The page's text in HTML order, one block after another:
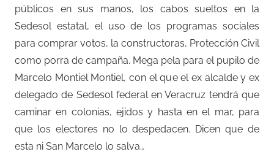
públicos en sus manos, los cabos sueltos en la
Sedesol estatal, el uso de los programas sociales
para comprar votos, la constructoras, Protección Civil
como porra de campaña. Mega pela para el pupilo de
Marcelo Montiel Montiel, con el que el ex alcalde y ex
delegado de Sedesol federal en Veracruz tendrá que
caminar en colonias, ejidos y hasta en el mar, para
que los electores no lo despedacen. Dicen que de
esta ni San Marcelo lo salva…